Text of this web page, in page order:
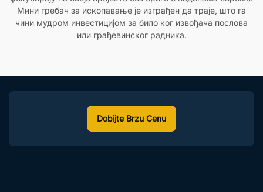
Мини гребач за ископавање је изграђен да траје, што га
чини мудром инвестицијом за било ког извођача послова
или грађевинског радника.
Dobijte Brzu Cenu